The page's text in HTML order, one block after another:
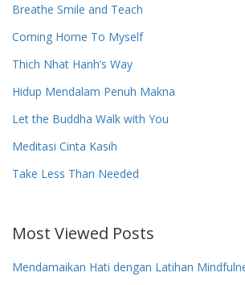
Breathe Smile and Teach
Coming Home To Myself
Thich Nhat Hanh’s Way
Hidup Mendalam Penuh Makna
Let the Buddha Walk with You
Meditasi Cinta Kasih
Take Less Than Needed
Most Viewed Posts
Mendamaikan Hati dengan Latihan